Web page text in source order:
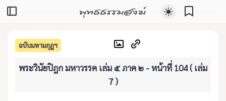
พุทธธรรมสงฆ์
ฉบับมหามกุฏฯ
พระวินัยปิฎก มหาวรรค เล่ม ๕ ภาค ๒ - หน้าที่ 104 ( เล่ม
7 )